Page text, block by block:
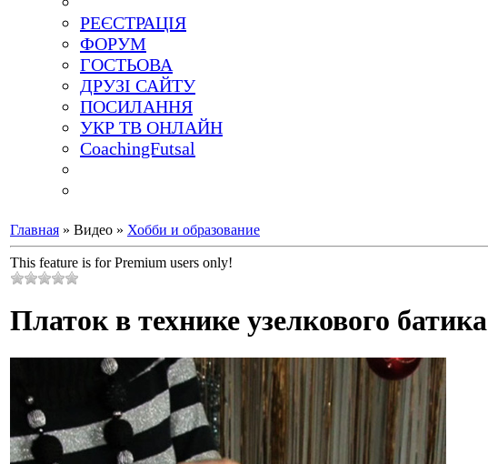
РЕЄСТРАЦІЯ
ФОРУМ
ГОСТЬОВА
ДРУЗІ САЙТУ
ПОСИЛАННЯ
УКР ТВ ОНЛАЙН
CoachingFutsal
Главная » Видео » Хобби и образование
This feature is for Premium users only!
Платок в технике узелкового батика